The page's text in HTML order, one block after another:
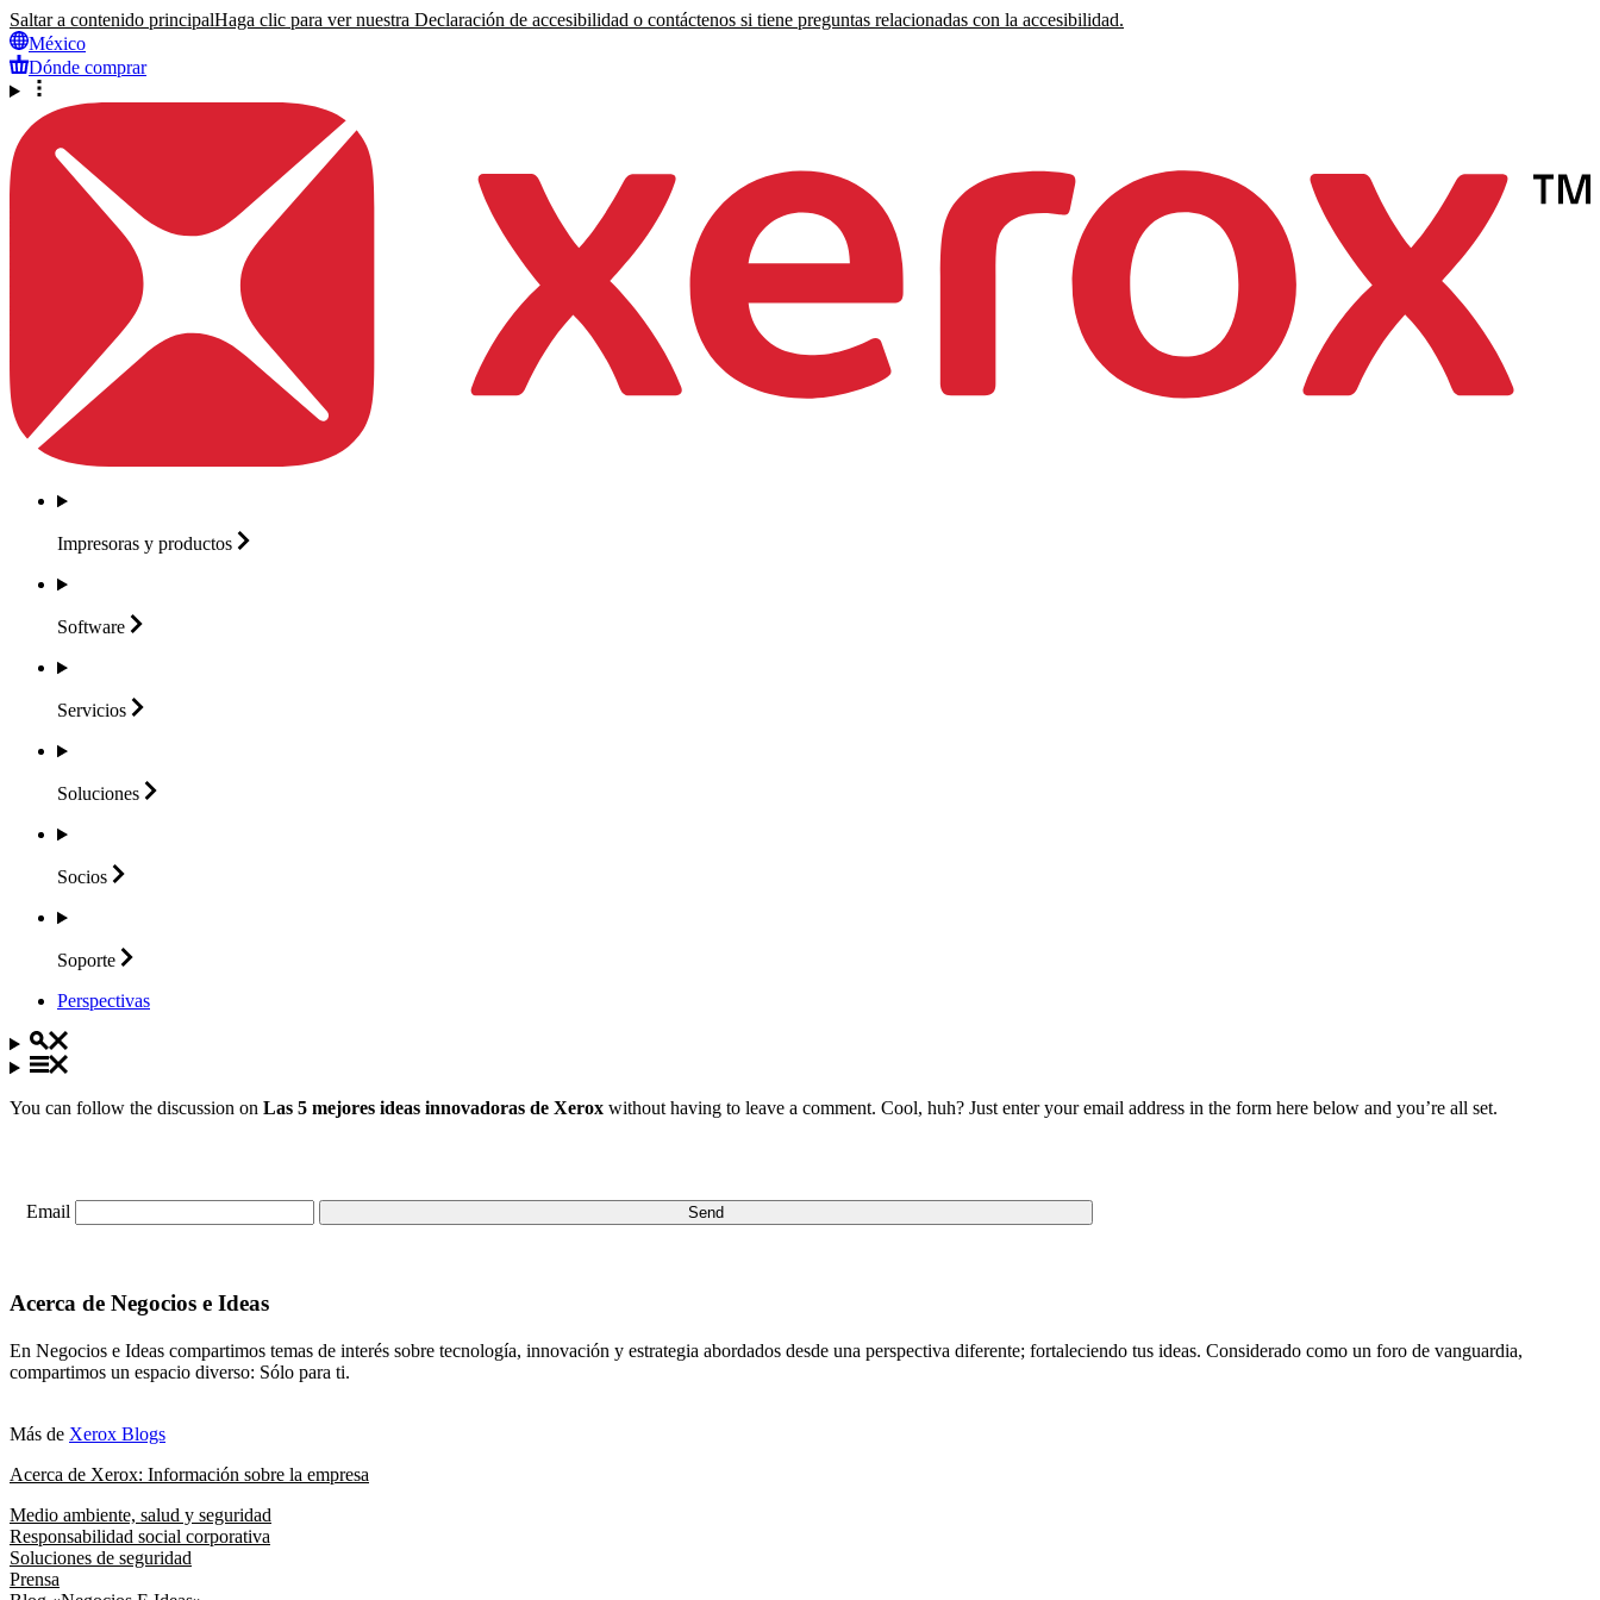
Saltar a contenido principalHaga clic para ver nuestra Declaración de accesibilidad o contáctenos si tiene preguntas relacionadas con la accesibilidad.
México
Dónde comprar
Impresoras y productos
Software
Servicios
Soluciones
Socios
Soporte
Perspectivas
You can follow the discussion on Las 5 mejores ideas innovadoras de Xerox without having to leave a comment. Cool, huh? Just enter your email address in the form here below and you’re all set.
Email
Acerca de Negocios e Ideas
En Negocios e Ideas compartimos temas de interés sobre tecnología, innovación y estrategia abordados desde una perspectiva diferente; fortaleciendo tus ideas. Considerado como un foro de vanguardia,
compartimos un espacio diverso: Sólo para ti.
Más de Xerox Blogs
Acerca de Xerox: Información sobre la empresa
Medio ambiente, salud y seguridad
Responsabilidad social corporativa
Soluciones de seguridad
Prensa